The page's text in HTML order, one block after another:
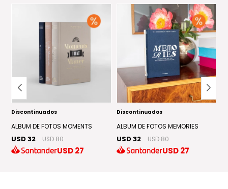
Discontinuados
ALBUM DE FOTOS MOMENTS
USD 32 USD 80
USD27
Discontinuados
ALBUM DE FOTOS MEMORIES
USD 32 USD 80
USD27